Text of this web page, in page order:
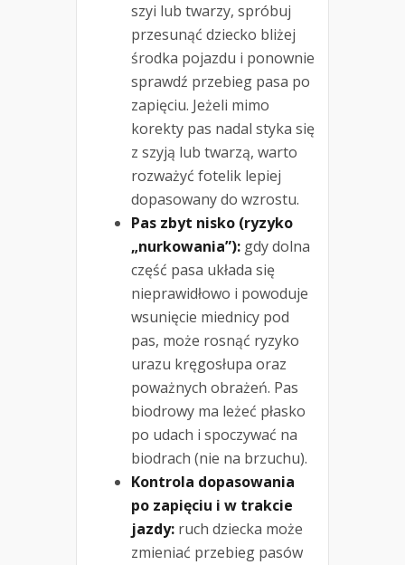
szyi lub twarzy, spróbuj
przesunąć dziecko bliżej
środka pojazdu i ponownie
sprawdź przebieg pasa po
zapięciu. Jeżeli mimo
korekty pas nadal styka się
z szyją lub twarzą, warto
rozważyć fotelik lepiej
dopasowany do wzrostu.
Pas zbyt nisko (ryzyko
„nurkowania”): gdy dolna
część pasa układa się
nieprawidłowo i powoduje
wsunięcie miednicy pod
pas, może rosnąć ryzyko
urazu kręgosłupa oraz
poważnych obrażeń. Pas
biodrowy ma leżeć płasko
po udach i spoczywać na
biodrach (nie na brzuchu).
Kontrola dopasowania
po zapięciu i w trakcie
jazdy: ruch dziecka może
zmieniać przebieg pasów